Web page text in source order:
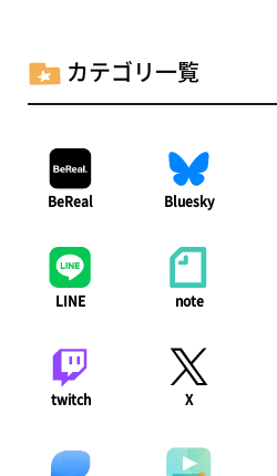
カテゴリ一覧
BeReal Bluesky
LINE note
twitch X